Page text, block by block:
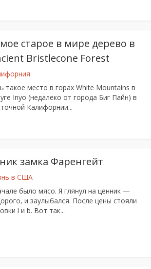
старое в мире дерево в
Bristlecone Forest
такое место в горах White Mountains в
Inyo (недалеко от города Биг Пайн) в
Калифорнии...
замка Фаренгейт
в США
было мясо. Я глянул на ценник —
и заулыбался. После цены стояли
l и b. Вот так...